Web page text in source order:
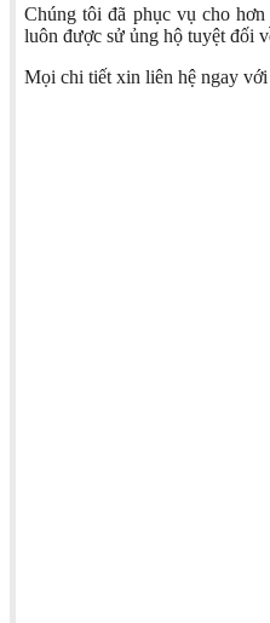
Chúng tôi đã phục vụ cho
luôn được sử ủng hộ tuyệt đối
Mọi chi tiết xin liên hệ ngay